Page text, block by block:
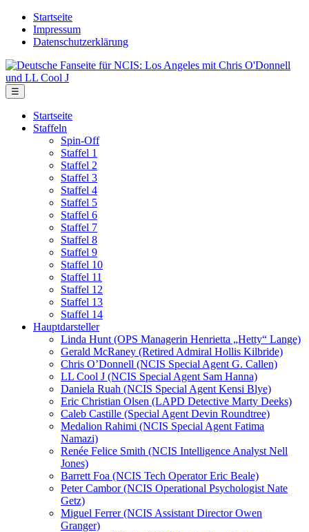
Skip
Startseite
Impressum
Datenschutzerklärung
Deutsche
Fanseite
für
NCIS:
Angeles
O'Donnell
☰
Startseite
Staffeln
Spin-Off
Staffel 1
Staffel 2
Staffel 3
Staffel 4
Staffel 5
Staffel 6
Staffel 7
Staffel 8
Staffel 9
Staffel 10
Staffel 11
Staffel 12
Staffel 13
Staffel 14
Hauptdarsteller
Linda Hunt (OPS Managerin Henrietta „Hetty“ Lange)
Gerald McRaney (Retired Admiral Hollis Kilbride)
Chris O’Donnell (NCIS Special Agent G. Callen)
LL Cool J (NCIS Special Agent Sam Hanna)
Daniela Ruah (NCIS Special Agent Kensi Blye)
Eric Christian Olsen (LAPD Detective Marty Deeks)
Caleb Castille (Special Agent Devin Roundtree)
Medalion Rahimi (NCIS Special Agent Fatima
Namazi)
Renée Felice Smith (NCIS Intelligence Analyst Nell
Jones)
Barrett Foa (NCIS Tech Operator Eric Beale)
Peter Cambor (NCIS Operational Psychologist Nate
Getz)
Miguel Ferrer (NCIS Assistant Director Owen
Granger)